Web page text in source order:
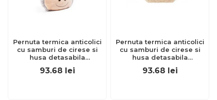
Pernuta termica anticolici
cu samburi de cirese si
husa detasabila
Gruenspecht Magarus 173-
00
93.68 lei
Pernuta termica anticolici
cu samburi de cirese si
husa detasabila
Gruenspecht Ursulet 171-
00
93.68 lei